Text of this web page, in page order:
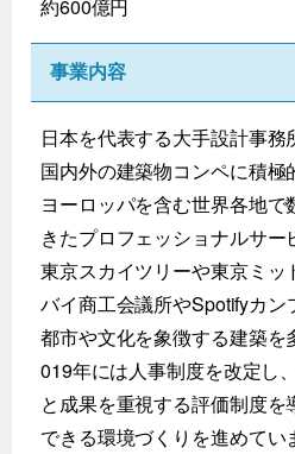
約600億円
事業内容
日本を代表する大手設計事務
国内外の建築物コンペに積
ヨーロッパを含む世界各地で
きたプロフェッショナルサー
東京スカイツリーや東京ミッ
バイ商工会議所やSpotifyカン
都市や文化を象徴する建築
019年には人事制度を改定し
と成果を重視する評価制度
できる環境づくりを進めて